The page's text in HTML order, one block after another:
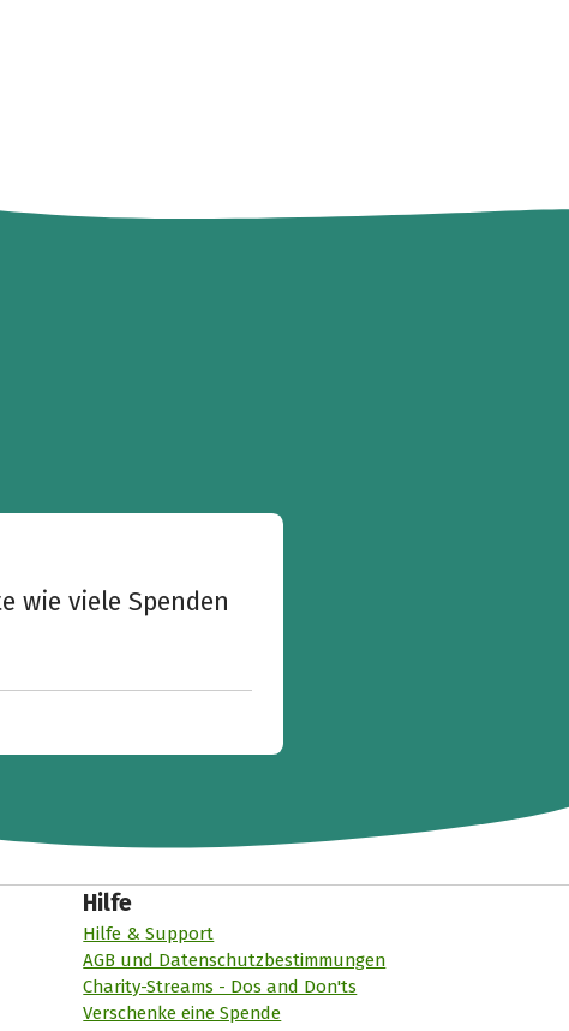
wie viele Spenden
Hilfe
Hilfe & Support
AGB und Datenschutzbestimmungen
Charity-Streams - Dos and Don'ts
Verschenke eine Spende